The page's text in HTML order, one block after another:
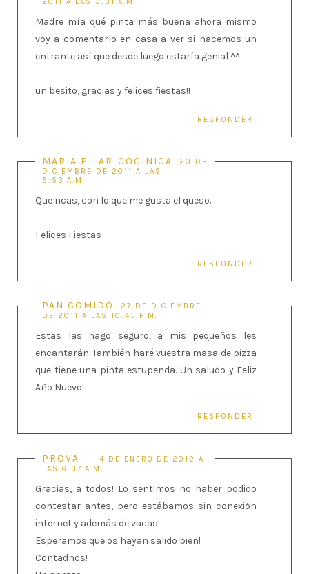
Madre mía qué pinta más buena ahora mismo
voy a comentarlo en casa a ver si hacemos un
entrante así que desde luego estaría genial ^^
un besito, gracias y felices fiestas!!
RESPONDER
MARIA PILAR-COCINICA
23 DE
DICIEMBRE DE 2011 A LAS
5:53 A.M.
Que ricas, con lo que me gusta el queso.
Felices Fiestas
RESPONDER
PAN COMIDO
27 DE DICIEMBRE
DE 2011 A LAS 10:45 P.M.
Estas las hago seguro, a mis pequeños les
encantarán. También haré vuestra masa de pizza
que tiene una pinta estupenda. Un saludo y Feliz
Año Nuevo!
RESPONDER
PROVA
4 DE ENERO DE 2012 A
LAS 6:37 A.M.
Gracias, a todos! Lo sentimos no haber podido
contestar antes, pero estábamos sin conexión
internet y además de vacas!
Esperamos que os hayan salido bien!
Contadnos!